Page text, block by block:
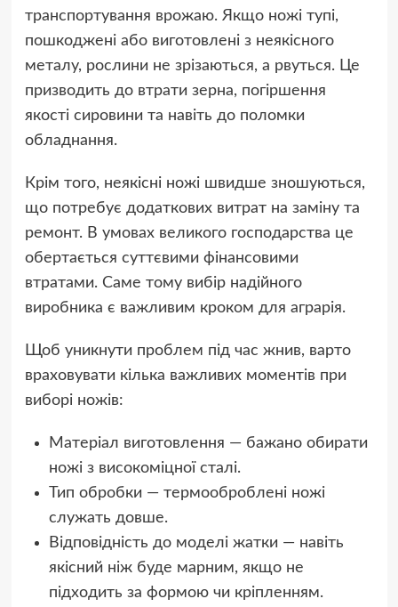
транспортування врожаю. Якщо ножі тупі,
пошкоджені або виготовлені з неякісного
металу, рослини не зрізаються, а рвуться. Це
призводить до втрати зерна, погіршення
якості сировини та навіть до поломки
обладнання.
Крім того, неякісні ножі швидше зношуються,
що потребує додаткових витрат на заміну та
ремонт. В умовах великого господарства це
обертається суттєвими фінансовими
втратами. Саме тому вибір надійного
виробника є важливим кроком для аграрія.
Щоб уникнути проблем під час жнив, варто
враховувати кілька важливих моментів при
виборі ножів:
Матеріал виготовлення — бажано обирати
ножі з високоміцної сталі.
Тип обробки — термооброблені ножі
служать довше.
Відповідність до моделі жатки — навіть
якісний ніж буде марним, якщо не
підходить за формою чи кріпленням.